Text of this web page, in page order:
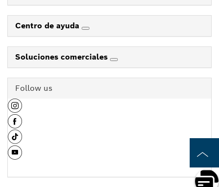
Centro de ayuda
Soluciones comerciales
Follow us